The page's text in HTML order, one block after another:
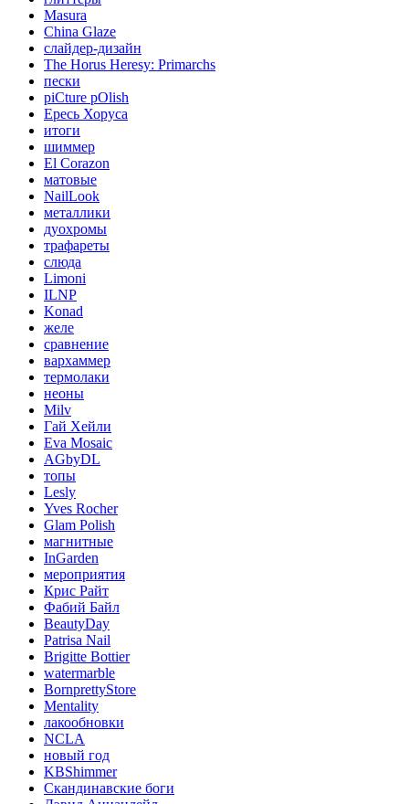
Masura
China Glaze
слайдер-дизайн
The Horus Heresy: Primarchs
пески
piCture pOlish
Ересь Хоруса
итоги
шиммер
El Corazon
матовые
NailLook
металлики
дуохромы
трафареты
слюда
Limoni
ILNP
Konad
желе
сравнение
вархаммер
термолаки
неоны
Milv
Гай Хейли
Eva Mosaic
AGbyDL
топы
Lesly
Yves Rocher
Glam Polish
магнитные
InGarden
мероприятия
Крис Райт
Фабий Байл
BeautyDay
Patrisa Nail
Brigitte Bottier
watermarble
BornprettyStore
Mentality
лакообновки
NCLA
новый год
KBShimmer
Скандинавские боги